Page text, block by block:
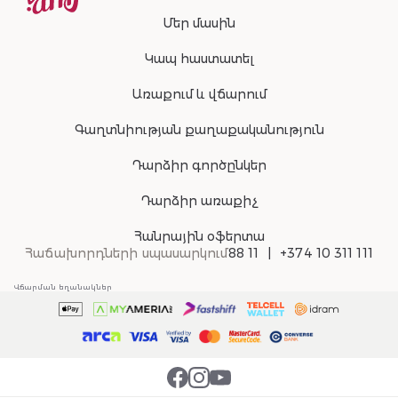
Մեր մասին
Կապ հաստատել
Առաքում և վճարում
Գաղտնիության քաղաքականություն
Դարձիր գործընկեր
Դարձիր առաքիչ
Հանրային օֆերտա
Հաճախորդների սպասարկում88 11 +374 10 311 111
Վճարման եղանակներ